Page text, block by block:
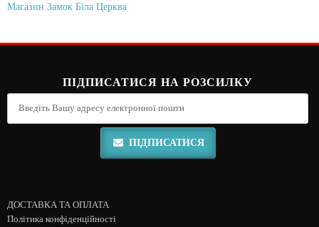
Магазин Замок Біла Церква
ПІДПИСАТИСЯ НА РОЗСИЛКУ
ПІДПИСАТИСЯ
ДОСТАВКА ТА ОПЛАТА
Політика конфіденційності